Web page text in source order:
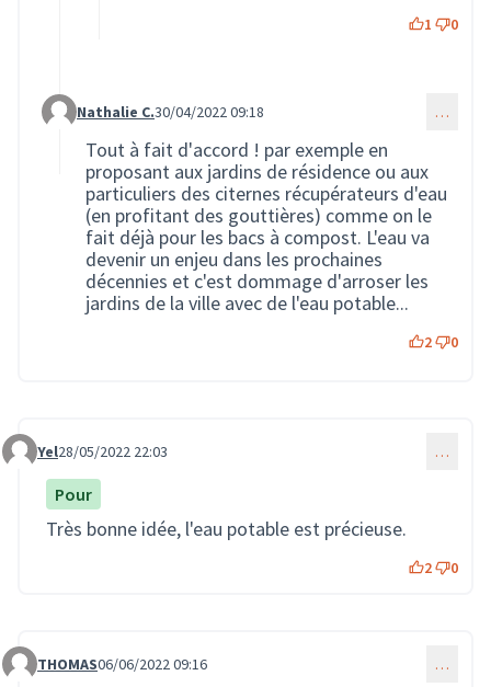
1 0
Commentaire 611 (réponse au commentaire 249)
Nathalie C.30/04/2022 09:18 …
Tout à fait d'accord ! par exemple en
proposant aux jardins de résidence ou aux
particuliers des citernes récupérateurs d'eau
(en profitant des gouttières) comme on le
fait déjà pour les bacs à compost. L'eau va
devenir un enjeu dans les prochaines
décennies et c'est dommage d'arroser les
jardins de la ville avec de l'eau potable...
2 0
Commentaire 1111
Yel28/05/2022 22:03 …
Pour
Très bonne idée, l'eau potable est précieuse.
2 0
Commentaire 1234
THOMAS06/06/2022 09:16 …